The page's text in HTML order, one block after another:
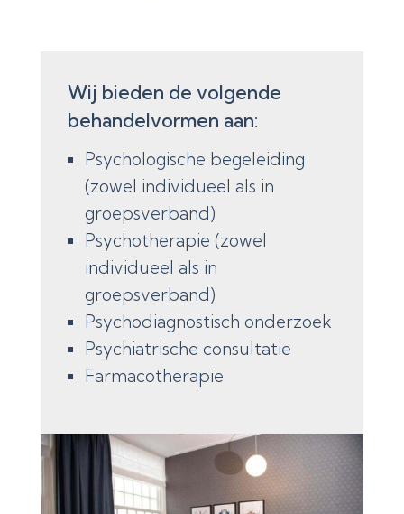
Wij bieden de volgende
behandelvormen aan:
Psychologische begeleiding
(zowel individueel als in
groepsverband)
Psychotherapie (zowel
individueel als in
groepsverband)
Psychodiagnostisch onderzoek
Psychiatrische consultatie
Farmacotherapie